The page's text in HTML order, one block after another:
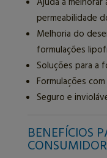
permeabilidade
Melhoria do
formulações
Soluções para a
Formulações
Seguro e
BENEFÍCIOS